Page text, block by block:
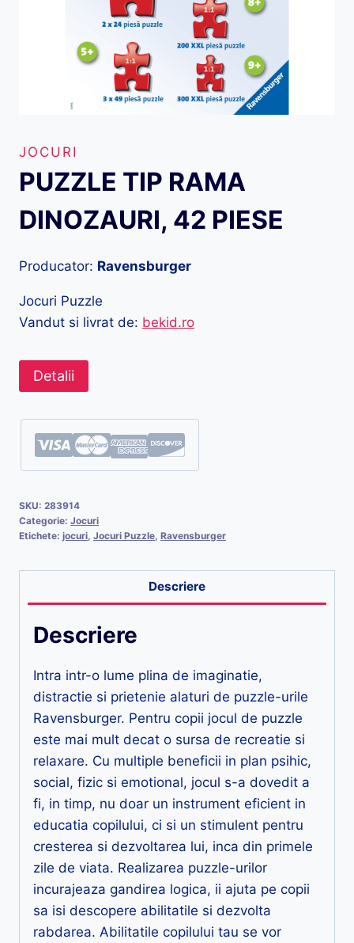
JOCURI
PUZZLE TIP RAMA
DINOZAURI, 42 PIESE
Producator: Ravensburger
Jocuri Puzzle
Vandut si livrat de: bekid.ro
Detalii
SKU: 283914
Categorie: Jocuri
Etichete: jocuri, Jocuri Puzzle, Ravensburger
Descriere
Descriere
Intra intr-o lume plina de imaginatie,
distractie si prietenie alaturi de puzzle-urile
Ravensburger. Pentru copii jocul de puzzle
este mai mult decat o sursa de recreatie si
relaxare. Cu multiple beneficii in plan psihic,
social, fizic si emotional, jocul s-a dovedit a
fi, in timp, nu doar un instrument eficient in
educatia copilului, ci si un stimulent pentru
cresterea si dezvoltarea lui, inca din primele
zile de viata. Realizarea puzzle-urilor
incurajeaza gandirea logica, ii ajuta pe copii
sa isi descopere abilitatile si dezvolta
rabdarea. Abilitatile copilului tau se vor